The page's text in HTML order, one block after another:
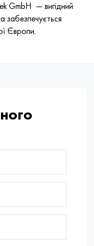
GmbH — вигідний
забезпечується
Європи.